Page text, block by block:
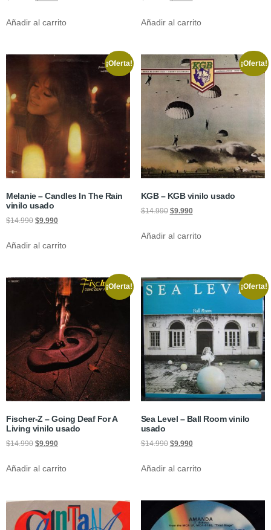
Añadir al carrito Añadir al carrito
¡Oferta!
Melanie – Candles In The Rain
vinilo usado
$14.990 $9.990
Añadir al carrito
¡Oferta!
KGB – KGB vinilo usado
$14.990 $9.990
Añadir al carrito
¡Oferta!
Fischer-Z – Going Deaf For A
Living vinilo usado
$14.990 $9.990
Añadir al carrito
¡Oferta!
Sea Level – Ball Room vinilo
usado
$14.990 $9.990
Añadir al carrito